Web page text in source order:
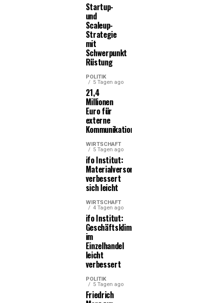
Startup-
und
Scaleup-
Strategie
mit
Schwerpunkt
Rüstung
POLITIK
5 Tagen ago
21,4
Millionen
Euro für
externe
Kommunikationsleistungen
WIRTSCHAFT
5 Tagen ago
ifo Institut:
Materialversorgung
verbessert
sich leicht
WIRTSCHAFT
4 Tagen ago
ifo Institut:
Geschäftsklima
im
Einzelhandel
leicht
verbessert
POLITIK
5 Tagen ago
Friedrich